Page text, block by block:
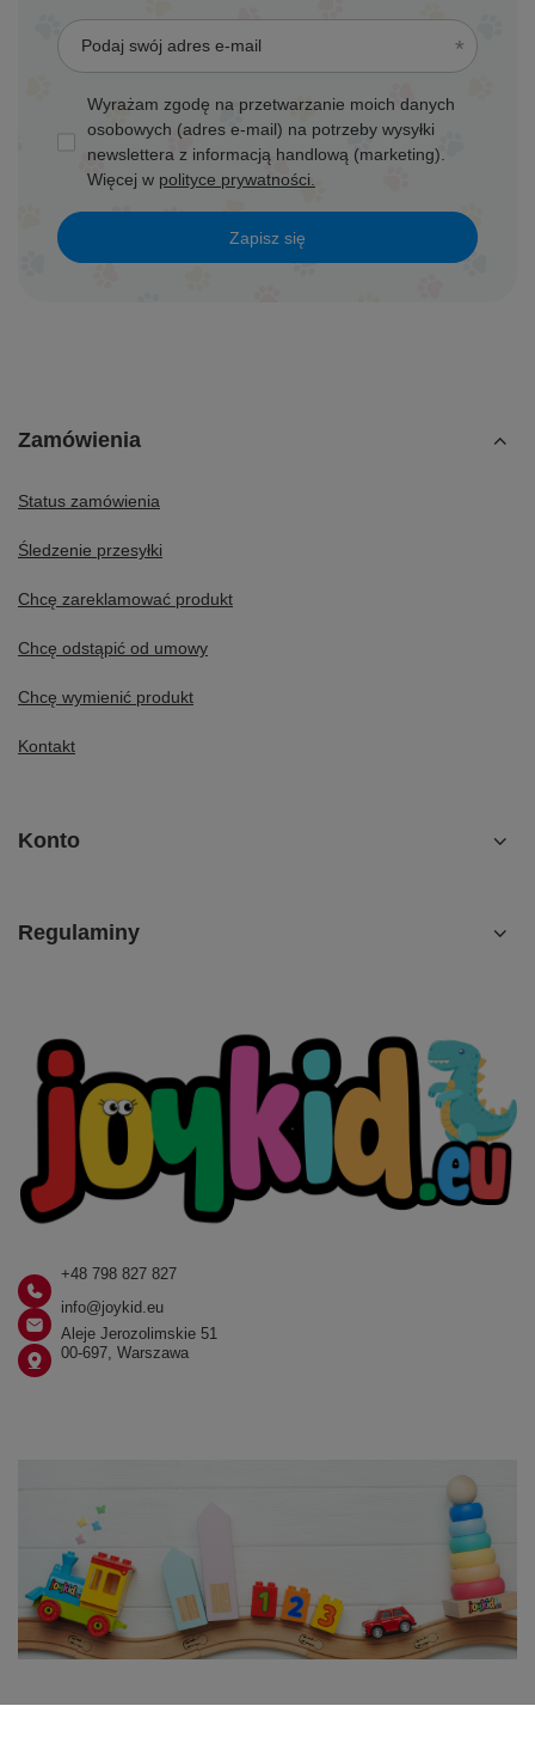
Podaj swój adres e-mail
Wyrażam zgodę na przetwarzanie moich danych
osobowych (adres e-mail) na potrzeby wysyłki
newslettera z informacją handlową (marketing).
Więcej w polityce prywatności.
Zapisz się
Zamówienia
Status zamówienia
Śledzenie przesyłki
Chcę zareklamować produkt
Chcę odstąpić od umowy
Chcę wymienić produkt
Kontakt
Konto
Regulaminy
+48 798 827 827
info@joykid.eu
Aleje Jerozolimskie 51
00-697, Warszawa